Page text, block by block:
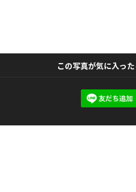
この写真が気に入った